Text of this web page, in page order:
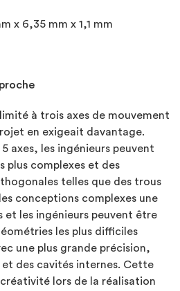
x 6,35 mm x 1,1 mm
à trois axes de mouvement
en exigeait davantage.
axes, les ingénieurs peuvent
plus complexes et des
telles que des trous
conceptions complexes une
et les ingénieurs peuvent être
les plus difficiles
une plus grande précision,
et des cavités internes. Cette
lors de la réalisation